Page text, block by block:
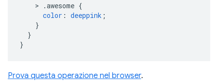
> .awesome {
color : deeppink ;
}
}
}
Prova questa operazione nel browser.